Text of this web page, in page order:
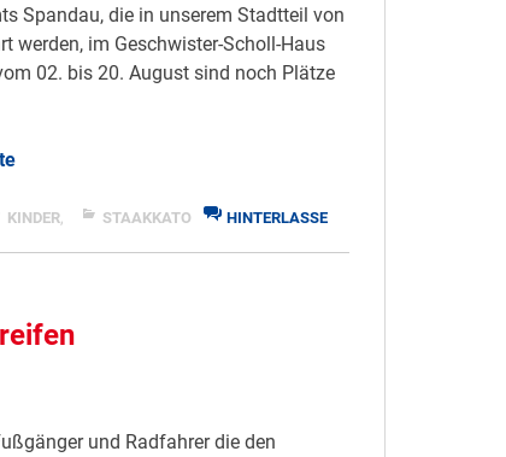
Spandau, die in unserem Stadtteil von
werden, im Geschwister-Scholl-Haus
02. bis 20. August sind noch Plätze
KINDER, STAAKKATO
HINTERLASSE
und Radfahrer die den